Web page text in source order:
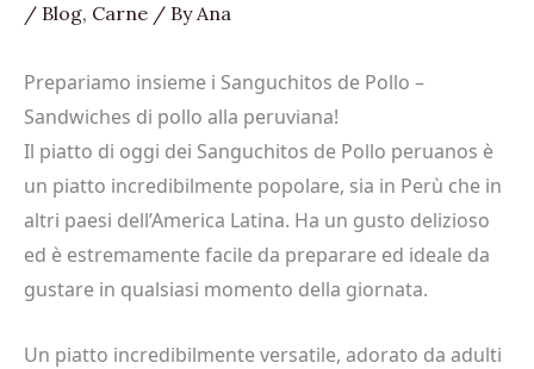
/ Blog, Carne / ByAna
Prepariamo insieme i Sanguchitos de Pollo –
Sandwiches di pollo alla peruviana!
Il piatto di oggi dei Sanguchitos de Pollo peruanos è
un piatto incredibilmente popolare, sia in Perù che in
altri paesi dell’America Latina. Ha un gusto delizioso
ed è estremamente facile da preparare ed ideale da
gustare in qualsiasi momento della giornata.
Un piatto incredibilmente versatile, adorato da adulti